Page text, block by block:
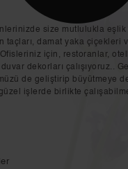
size mutlulukla
taçları, damat yaka çiçekleri
Ofisleriniz için, restoranlar,
dekorları çalışıyoruz..
de geliştirip büyütmeye
işlerde birlikte